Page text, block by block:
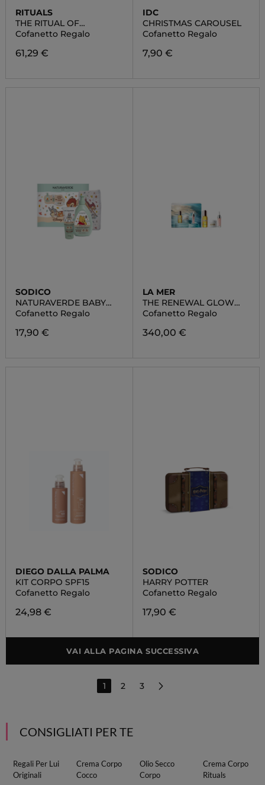
RITUALS
THE RITUAL OF
AYURVEDA
Cofanetto Regalo
61,29 €
IDC
CHRISTMAS CAROUSEL
Cofanetto Regalo
7,90 €
SODICO
NATURAVERDE BABY
DISNEY
Cofanetto Regalo
17,90 €
LA MER
THE RENEWAL GLOW
COLLECTION
Cofanetto Regalo
340,00 €
DIEGO DALLA PALMA
KIT CORPO SPF15
Cofanetto Regalo
24,98 €
SODICO
HARRY POTTER
Cofanetto Regalo
17,90 €
VAI ALLA PAGINA SUCCESSIVA
1 2 3
CONSIGLIATI PER TE
Regali Per Lui
Originali
Crema Corpo
Cocco
Olio Secco
Corpo
Crema Corpo
Rituals